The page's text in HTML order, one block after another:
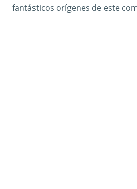
fantásticos orígenes de este